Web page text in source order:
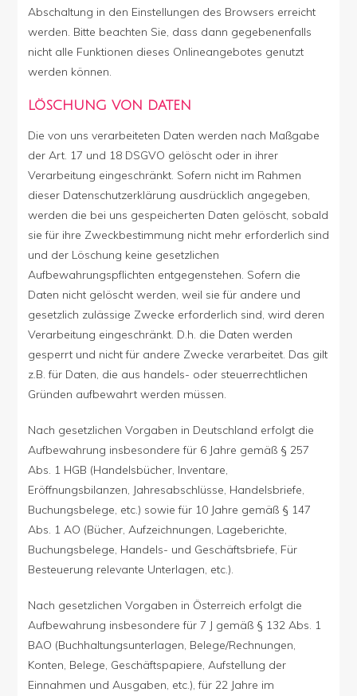
Abschaltung in den Einstellungen des Browsers erreicht
werden. Bitte beachten Sie, dass dann gegebenenfalls
nicht alle Funktionen dieses Onlineangebotes genutzt
werden können.
LÖSCHUNG VON DATEN
Die von uns verarbeiteten Daten werden nach Maßgabe
der Art. 17 und 18 DSGVO gelöscht oder in ihrer
Verarbeitung eingeschränkt. Sofern nicht im Rahmen
dieser Datenschutzerklärung ausdrücklich angegeben,
werden die bei uns gespeicherten Daten gelöscht, sobald
sie für ihre Zweckbestimmung nicht mehr erforderlich sind
und der Löschung keine gesetzlichen
Aufbewahrungspflichten entgegenstehen. Sofern die
Daten nicht gelöscht werden, weil sie für andere und
gesetzlich zulässige Zwecke erforderlich sind, wird deren
Verarbeitung eingeschränkt. D.h. die Daten werden
gesperrt und nicht für andere Zwecke verarbeitet. Das gilt
z.B. für Daten, die aus handels- oder steuerrechtlichen
Gründen aufbewahrt werden müssen.
Nach gesetzlichen Vorgaben in Deutschland erfolgt die
Aufbewahrung insbesondere für 6 Jahre gemäß § 257
Abs. 1 HGB (Handelsbücher, Inventare,
Eröffnungsbilanzen, Jahresabschlüsse, Handelsbriefe,
Buchungsbelege, etc.) sowie für 10 Jahre gemäß § 147
Abs. 1 AO (Bücher, Aufzeichnungen, Lageberichte,
Buchungsbelege, Handels- und Geschäftsbriefe, Für
Besteuerung relevante Unterlagen, etc.).
Nach gesetzlichen Vorgaben in Österreich erfolgt die
Aufbewahrung insbesondere für 7 J gemäß § 132 Abs. 1
BAO (Buchhaltungsunterlagen, Belege/Rechnungen,
Konten, Belege, Geschäftspapiere, Aufstellung der
Einnahmen und Ausgaben, etc.), für 22 Jahre im